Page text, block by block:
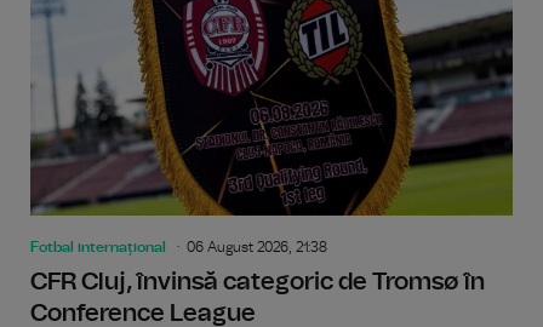
Fotbal internațional 06 August 2026, 21:38
CFR Cluj, învinsă categoric de Tromsø în
Conference League